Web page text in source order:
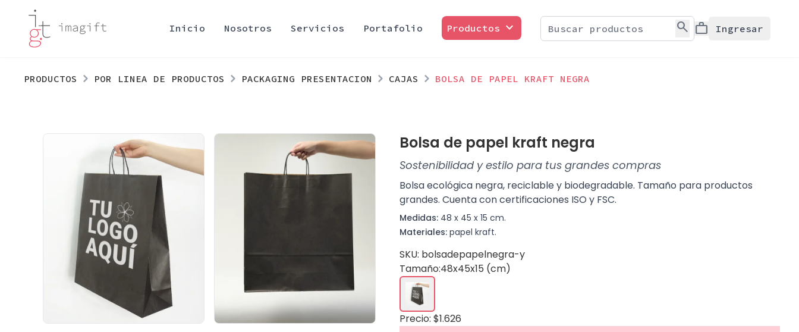
Inicio Nosotros Servicios Portafolio Productos expand_more search work Ingresar
PRODUCTOS POR LINEA DE PRODUCTOS PACKAGING PRESENTACION CAJAS BOLSA DE PAPEL KRAFT NEGRA
Bolsa de papel kraft negra
Sostenibilidad y estilo para tus grandes compras
Bolsa ecológica negra, reciclable y biodegradable. Tamaño para productos
grandes. Cuenta con certificaciones ISO y FSC.
Medidas: 48 x 45 x 15 cm.
Materiales: papel kraft.
SKU: bolsadepapelnegra-y
Tamaño:48x45x15 (cm)
Precio: $1.626